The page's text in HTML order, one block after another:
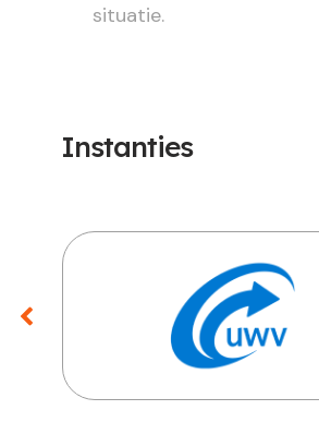
situatie.
Instanties